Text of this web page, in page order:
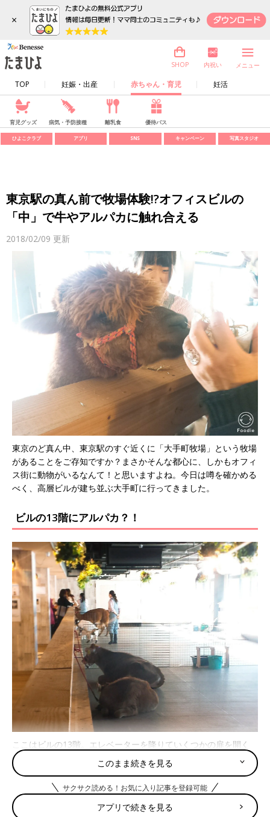
×
TOP 妊娠・出産 赤ちゃん・育児 妊活
SHOP 内祝い メニュー
育児グッズ 病気・予防接種 離乳食 優待パス
ひよこクラブ アプリ SNS キャンペーン 写真スタジオ
東京駅の真ん前で牧場体験!?オフィスビルの
「中」で牛やアルパカに触れ合える
2018/02/09 更新
東京のど真ん中、東京駅のすぐ近くに「大手町牧場」という牧場
があることをご存知ですか？まさかそんな都心に、しかもオフィ
ス街に動物がいるなんて！と思いますよね。今日は噂を確かめる
べく、高層ビルが建ち並ぶ大手町に行ってきました。
ビルの13階にアルパカ？！
ここはビルの13階。エレベーターを降りていくつかの扉を開く
と、コンクリート打ちっぱなしのフロアの奥から歓声が聞こえて
きます。出迎えてくれたのはアルパカ。こんなに至近距離で見た
のは初めてです。もちろん触ることもできて、頭の毛に触れてみ
ると、ふわふわ♪ 見学に訪れていた子連れのグループがうれし
そうに餌をあげていました。
このまま続きを見る
サクサク読める！お気に入り記事を登録可能
アプリで続きを見る